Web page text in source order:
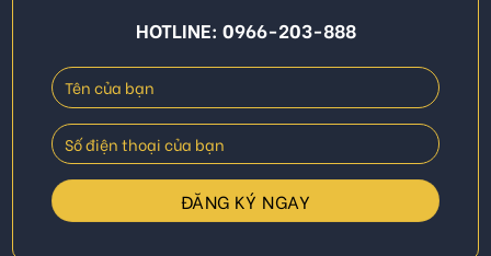
HOTLINE: 0966-203-888